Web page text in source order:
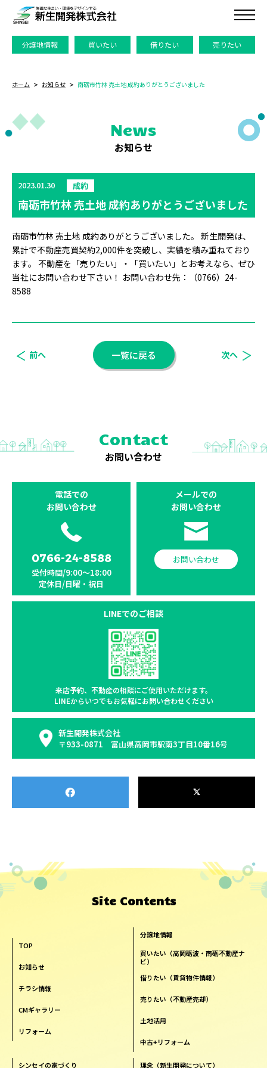
分譲地情報 買いたい 借りたい 売りたい
ホーム お知らせ 南砺市竹林 売土地 成約ありがとうございました
News
お知らせ
2023.01.30 成約
南砺市竹林 売土地 成約ありがとうございました
南砺市竹林 売土地 成約ありがとうございました。 新生開発は、
累計で不動産売買契約2,000件を突破し、実績を積み重ねており
ます。 不動産を「売りたい」・「買いたい」とお考えなら、ぜひ
当社にお問い合わせ下さい！ お問い合わせ先：（0766）24-
8588
前へ 一覧に戻る 次へ
Contact
お問い合わせ
電話での
お問い合わせ
0766-24-8588
受付時間/9:00〜18:00
定休日/日曜・祝日
メールでの
お問い合わせ
お問い合わせ
LINEでのご相談
来店予約、不動産の相談にご使用いただけます。
LINEからいつでもお気軽にお問い合わせください
新生開発株式会社
〒933-0871 富山県高岡市駅南3丁目10番16号
Site Contents
TOP
お知らせ
チラシ情報
CMギャラリー
リフォーム
分譲地情報
買いたい（高岡砺波・南砺不動産ナ
ビ）
借りたい（賃貸物件情報）
売りたい（不動産売却）
土地活用
中古+リフォーム
シンセイの家づくり 理念（新生開発について）